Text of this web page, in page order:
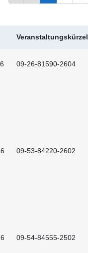
Veranstaltungskürzel
09-26-81590-2604
09-53-84220-2602
09-54-84555-2502